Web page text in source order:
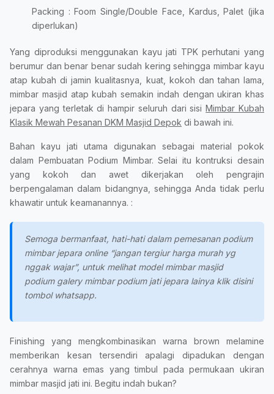
Packing : Foom Single/Double Face, Kardus, Palet (jika
diperlukan)
Yang diproduksi menggunakan kayu jati TPK perhutani yang
berumur dan benar benar sudah kering sehingga mimbar kayu
atap kubah di jamin kualitasnya, kuat, kokoh dan tahan lama,
mimbar masjid atap kubah semakin indah dengan ukiran khas
jepara yang terletak di hampir seluruh dari sisiMimbar Kubah
Klasik Mewah Pesanan DKM Masjid Depok di bawah ini.
Bahan kayu jati utama digunakan sebagai material pokok
dalam Pembuatan Podium Mimbar. Selai itu kontruksi desain
yang kokoh dan awet dikerjakan oleh pengrajin
berpengalaman dalam bidangnya, sehingga Anda tidak perlu
khawatir untuk keamanannya. :
Semoga bermanfaat, hati-hati dalam pemesanan podium
mimbar jepara online “jangan tergiur harga murah yg
nggak wajar”, untuk melihat model mimbar masjid
podium galery mimbar podium jati jepara lainya klik disini
tombol whatsapp.
Finishing yang mengkombinasikan warna brown melamine
memberikan kesan tersendiri apalagi dipadukan dengan
cerahnya warna emas yang timbul pada permukaan ukiran
mimbar masjid jati ini. Begitu indah bukan?